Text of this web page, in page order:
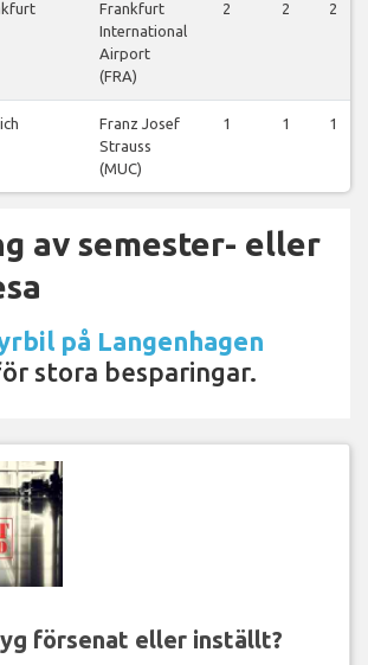
Frankfurt
International
Airport
(FRA)
2 2 2
Franz Josef
Strauss
(MUC)
1 1 1
av semester- eller
på Langenhagen
stora besparingar.
försenat eller inställt?